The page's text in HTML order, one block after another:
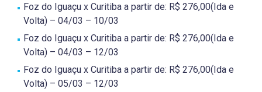
Foz do Iguaçu x Curitiba a partir de: R$ 276,00(Ida e
Volta) – 04/03 – 10/03
Foz do Iguaçu x Curitiba a partir de: R$ 276,00(Ida e
Volta) – 04/03 – 12/03
Foz do Iguaçu x Curitiba a partir de: R$ 276,00(Ida e
Volta) – 05/03 – 12/03